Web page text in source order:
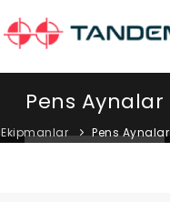
Pens Aynalar
Ekipmanlar Pens Aynalar